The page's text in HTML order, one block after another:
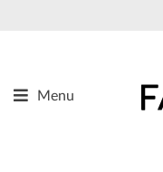
Menu